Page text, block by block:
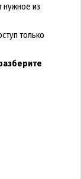
нужное из
только